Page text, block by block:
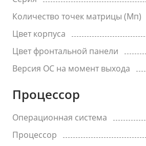
Количество точек матрицы (Мп)
Цвет корпуса
Цвет фронтальной панели
Версия ОС на момент выхода
Процессор
Операционная система
Процессор